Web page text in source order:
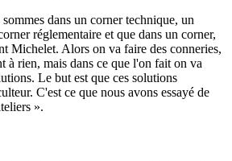
dans un corner technique, un
réglementaire et que dans un corner,
Michelet. Alors on va faire des conneries,
à rien, mais dans ce que l'on fait on va
Le but est que ces solutions
C'est ce que nous avons essayé de
».